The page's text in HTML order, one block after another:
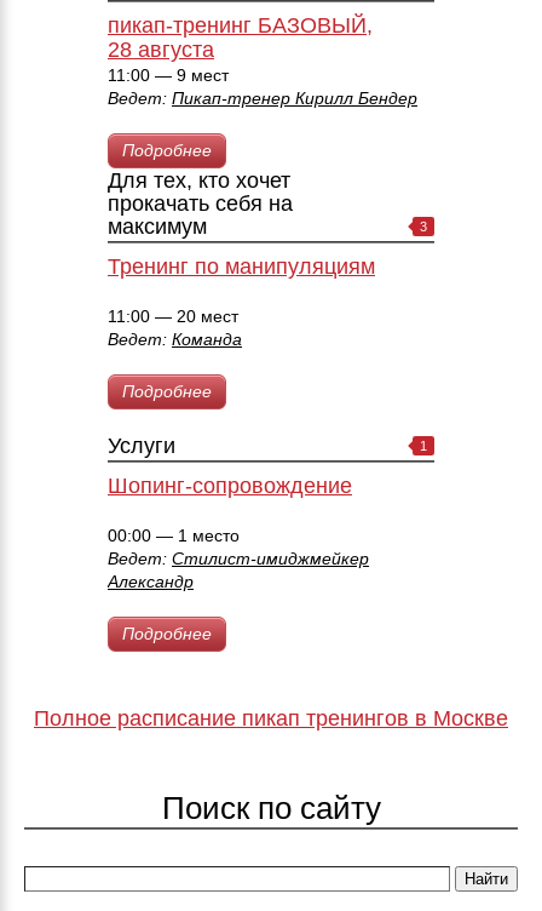
пикап-тренинг БАЗОВЫЙ,
28 августа
11:00 — 9 мест
Ведет: Пикап-тренер Кирилл Бендер
Подробнее
Для тех, кто хочет
прокачать себя на
максимум
3
Тренинг по манипуляциям
11:00 — 20 мест
Ведет: Команда
Подробнее
Услуги 1
Шопинг-сопровождение
00:00 — 1 место
Ведет: Стилист-имиджмейкер
Александр
Подробнее
Полное расписание пикап тренингов в Москве
Поиск по сайту